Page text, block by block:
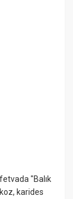
"Balık
karides